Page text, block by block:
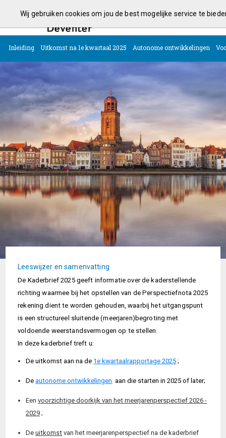
Kaderbrief 2025
Inleiding Uitkomst na 1e kwartaal 2025 Autonome ontwikkelingen
Leeswijzer en samenvatting
De Kaderbrief 2025 geeft informatie over de kaderstellende
richting waarmee bij het opstellen van de Perspectiefnota 2025
rekening dient te worden gehouden, waarbij het uitgangspunt
is een structureel sluitende (meerjaren)begroting met
voldoende weerstandsvermogen op te stellen.
In deze kaderbrief treft u:
De uitkomst aan na de 1e kwartaalrapportage 2025 ;
Deautonome ontwikkelingen aan die starten in 2025 of later;
Eenvoorzichtige doorkijk van het meerjarenperspectief 2026 -
2029 ;
Deuitkomst van het meerjarenperspectief na de kaderbrief
Wij gebruiken cookies om jou de best mogelijke service te